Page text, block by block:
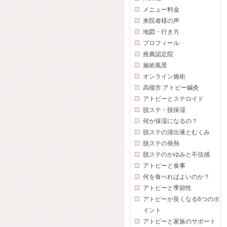
メニュー料金
来院者様の声
地図・行き方
プロフィール
推薦認定院
施術風景
オンライン施術
高槻市 アトピー鍼灸
アトピーとステロイド
脱ステ・脱保湿
何が保湿になるの？
脱ステの浸出液とむくみ
脱ステの発熱
脱ステのかゆみと不信感
アトピーと食事
何を食べればよいのか？
アトピーと季節性
アトピーが良くなる6つのポ
イント
アトピーと家族のサポート